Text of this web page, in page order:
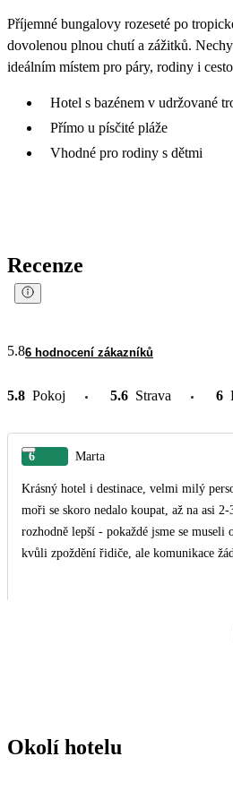
Příjemné bungalovy rozeseté po
dovolenou plnou chutí a zážitků.
ideálním místem pro páry, rodiny i
Hotel s bazénem v udržované
Přímo u písčité pláže
Vhodné pro rodiny s dětmi
Recenze
5.86 hodnocení zákazníků
5.8 Pokoj 5.6 Strava 6
6 Marta
Krásný hotel i destinace, velmi milý
moři se skoro nedalo koupat, až na asi
rozhodně lepší - pokaždé jsme se
kvůli zpoždění řidiče, ale komunikace
Okolí hotelu